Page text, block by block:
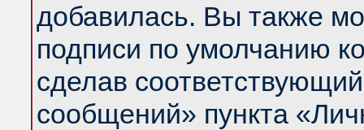
добавилась. Вы также
подписи по умолчанию
сделав
сообщений» пункта